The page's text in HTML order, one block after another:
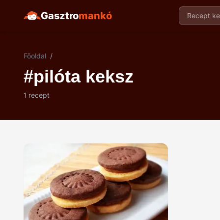
Gasztromankó Recept
Főoldal /
#pilóta keksz
1 recept